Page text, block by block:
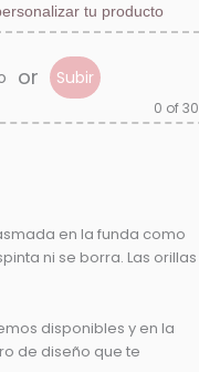
tu producto
or Subir
0 of 30
en la funda como
ni se borra. Las orillas
disponibles y en la
de diseño que te